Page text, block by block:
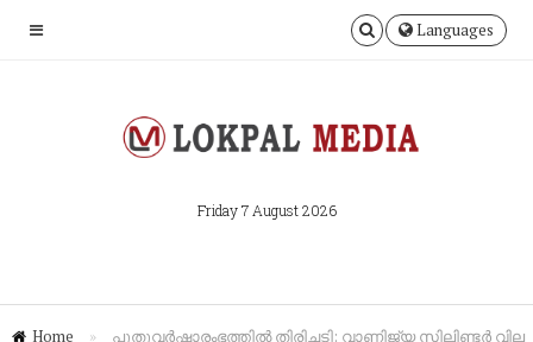
Languages
Friday 7 August 2026
Home »
പുതുവർഷാരംഭത്തിൽ തിരിച്ചടി: വാണിജ്യ സിലിണ്ടർ വില